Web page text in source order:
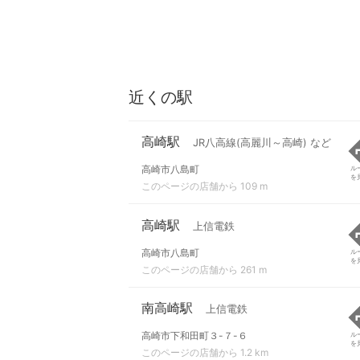
近くの駅
高崎駅 JR八高線(高麗川～高崎) など
高崎市八島町
このページの店舗から 109 m
ル
を
高崎駅 上信電鉄
高崎市八島町
このページの店舗から 261 m
ル
を
南高崎駅 上信電鉄
高崎市下和田町３-７-６
このページの店舗から 1.2 km
ル
を